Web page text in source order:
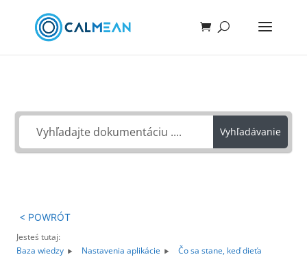
Vyhľadávanie
< POWRÓT
Jesteś tutaj:
Baza wiedzy
Nastavenia aplikácie
Čo sa stane, keď dieťa